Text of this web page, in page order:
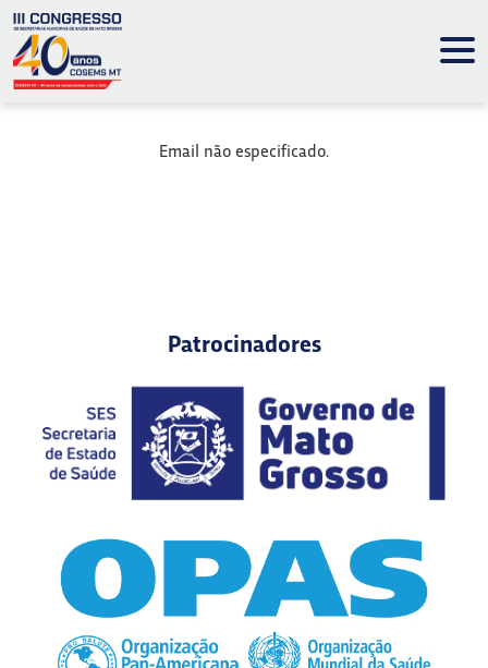
Email não especificado.
Patrocinadores